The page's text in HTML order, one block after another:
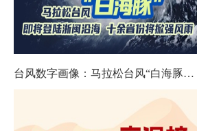
台风数字画像：马拉松台风“白海豚”将影响十余省份